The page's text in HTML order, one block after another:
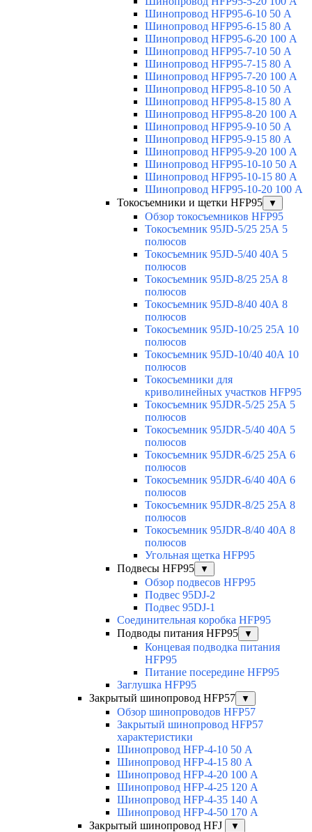
Шинопровод HFP95-6-10 50 А
Шинопровод HFP95-6-15 80 А
Шинопровод HFP95-6-20 100 А
Шинопровод HFP95-7-10 50 А
Шинопровод HFP95-7-15 80 А
Шинопровод HFP95-7-20 100 А
Шинопровод HFP95-8-10 50 А
Шинопровод HFP95-8-15 80 А
Шинопровод HFP95-8-20 100 А
Шинопровод HFP95-9-10 50 А
Шинопровод HFP95-9-15 80 А
Шинопровод HFP95-9-20 100 А
Шинопровод HFP95-10-10 50 А
Шинопровод HFP95-10-15 80 А
Шинопровод HFP95-10-20 100 А
Токосъемники и щетки HFP95
▼
Обзор токосъемников HFP95
Токосъемник 95JD-5/25 25А 5
полюсов
Токосъемник 95JD-5/40 40А 5
полюсов
Токосъемник 95JD-8/25 25А 8
полюсов
Токосъемник 95JD-8/40 40А 8
полюсов
Токосъемник 95JD-10/25 25А 10
полюсов
Токосъемник 95JD-10/40 40А 10
полюсов
Токосъемники для
криволинейных участков HFP95
Токосъемник 95JDR-5/25 25А 5
полюсов
Токосъемник 95JDR-5/40 40А 5
полюсов
Токосъемник 95JDR-6/25 25А 6
полюсов
Токосъемник 95JDR-6/40 40А 6
полюсов
Токосъемник 95JDR-8/25 25А 8
полюсов
Токосъемник 95JDR-8/40 40А 8
полюсов
Угольная щетка HFP95
Подвесы HFP95
▼
Обзор подвесов HFP95
Подвес 95DJ-2
Подвес 95DJ-1
Соединительная коробка HFP95
Подводы питания HFP95
▼
Концевая подводка питания
HFP95
Питание посередине HFP95
Заглушка HFP95
Закрытый шинопровод HFP57
▼
Обзор шинопроводов HFP57
Закрытый шинопровод HFP57
характеристики
Шинопровод HFP-4-10 50 А
Шинопровод HFP-4-15 80 А
Шинопровод HFP-4-20 100 А
Шинопровод HFP-4-25 120 А
Шинопровод HFP-4-35 140 А
Шинопровод HFP-4-50 170 А
Закрытый шинопровод HFJ
▼